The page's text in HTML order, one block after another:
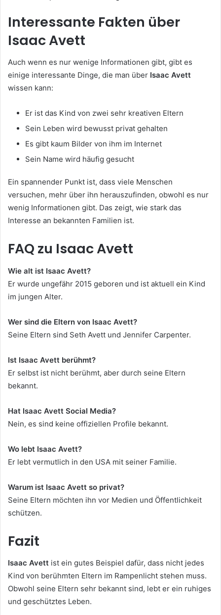
Interessante Fakten über
Isaac Avett
Auch wenn es nur wenige Informationen gibt, gibt es
einige interessante Dinge, die man über Isaac Avett
wissen kann:
Er ist das Kind von zwei sehr kreativen Eltern
Sein Leben wird bewusst privat gehalten
Es gibt kaum Bilder von ihm im Internet
Sein Name wird häufig gesucht
Ein spannender Punkt ist, dass viele Menschen
versuchen, mehr über ihn herauszufinden, obwohl es nur
wenig Informationen gibt. Das zeigt, wie stark das
Interesse an bekannten Familien ist.
FAQ zu Isaac Avett
Wie alt ist Isaac Avett?
Er wurde ungefähr 2015 geboren und ist aktuell ein Kind
im jungen Alter.
Wer sind die Eltern von Isaac Avett?
Seine Eltern sind Seth Avett und Jennifer Carpenter.
Ist Isaac Avett berühmt?
Er selbst ist nicht berühmt, aber durch seine Eltern
bekannt.
Hat Isaac Avett Social Media?
Nein, es sind keine offiziellen Profile bekannt.
Wo lebt Isaac Avett?
Er lebt vermutlich in den USA mit seiner Familie.
Warum ist Isaac Avett so privat?
Seine Eltern möchten ihn vor Medien und Öffentlichkeit
schützen.
Fazit
Isaac Avett ist ein gutes Beispiel dafür, dass nicht jedes
Kind von berühmten Eltern im Rampenlicht stehen muss.
Obwohl seine Eltern sehr bekannt sind, lebt er ein ruhiges
und geschütztes Leben.